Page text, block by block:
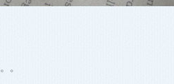
。